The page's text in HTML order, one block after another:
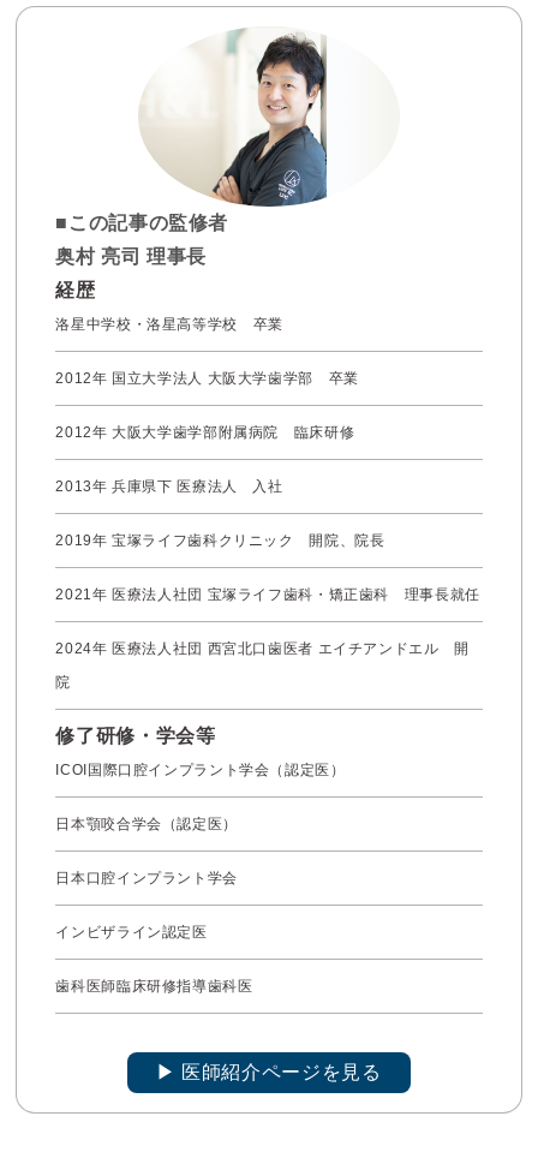
■この記事の監修者
奥村 亮司 理事長
経歴
洛星中学校・洛星高等学校 卒業
2012年 国立大学法人 大阪大学歯学部 卒業
2012年 大阪大学歯学部附属病院 臨床研修
2013年 兵庫県下 医療法人 入社
2019年 宝塚ライフ歯科クリニック 開院、院長
2021年 医療法人社団 宝塚ライフ歯科・矯正歯科 理事長就任
2024年 医療法人社団 西宮北口歯医者 エイチアンドエル 開
院
修了研修・学会等
ICOI国際口腔インプラント学会（認定医）
日本顎咬合学会（認定医）
日本口腔インプラント学会
インビザライン認定医
歯科医師臨床研修指導歯科医
▶︎ 医師紹介ページを見る